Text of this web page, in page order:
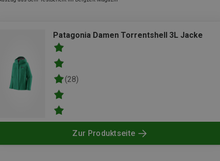
Patagonia Damen Torrentshell 3L Jacke
(28)
Zur Produktseite